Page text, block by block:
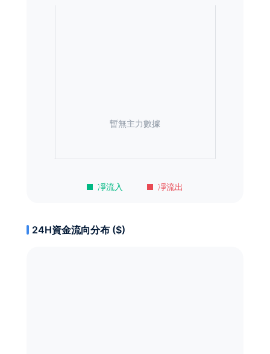
凈流入 凈流出
暫無主力數據
24H資金流向分布 ($)